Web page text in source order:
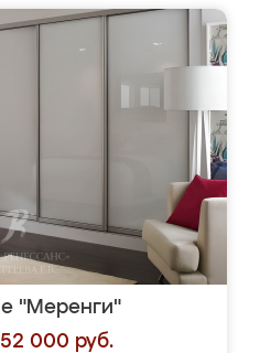
"Меренги"
000 руб.